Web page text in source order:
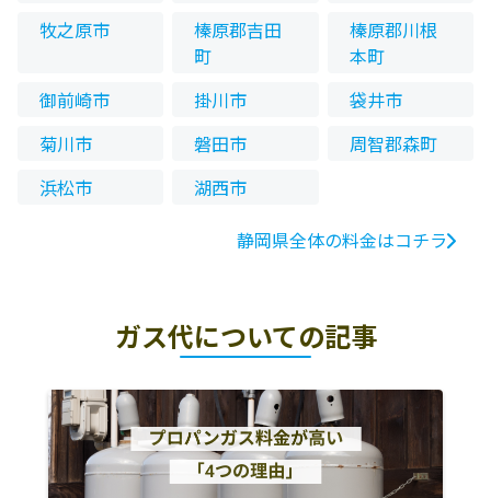
牧之原市
榛原郡吉田
町
榛原郡川根
本町
御前崎市
掛川市
袋井市
菊川市
磐田市
周智郡森町
浜松市
湖西市
静岡県全体の料金はコチラ
ガス代についての記事